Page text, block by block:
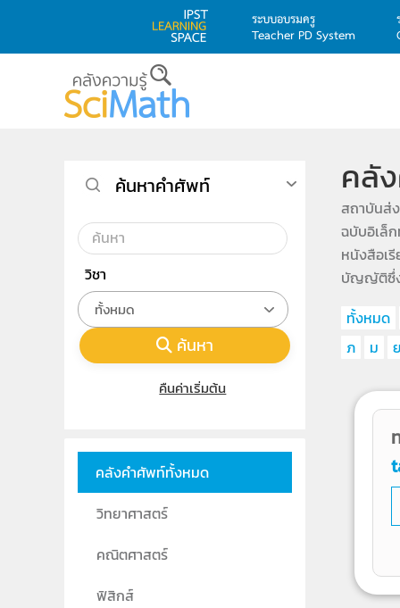
ระบบอบรมครู
Teacher PD System
คลั
สถาบันส่
ฉบับอิเล็
หนังสือเ
บัญญัติซึ่ง
ทั้งหมด
ภ
ม
ค้นหาคำศัพท์
วิชา
ทั้งหมด
ค้นหา
คืนค่าเริ่มต้น
คลังคำศัพท์ทั้งหมด
วิทยาศาสตร์
คณิตศาสตร์
ฟิสิกส์